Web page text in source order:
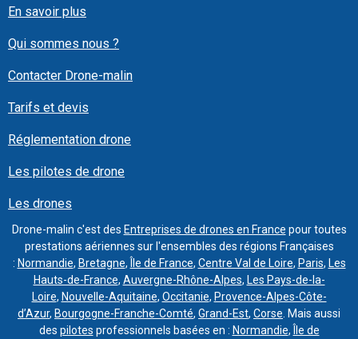
En savoir plus
Qui sommes nous ?
Contacter Drone-malin
Tarifs et devis
Réglementation drone
Les pilotes de drone
Les drones
Drone-malin c'est des Entreprises de drones en France pour toutes
prestations aériennes sur l'ensembles des régions Françaises
: Normandie, Bretagne, Île de France, Centre Val de Loire, Paris, Les
Hauts-de-France, Auvergne-Rhône-Alpes, Les Pays-de-la-
Loire, Nouvelle-Aquitaine, Occitanie, Provence-Alpes-Côte-
d’Azur, Bourgogne-Franche-Comté, Grand-Est, Corse . Mais aussi
des pilotes professionnels basées en : Normandie,
Île de